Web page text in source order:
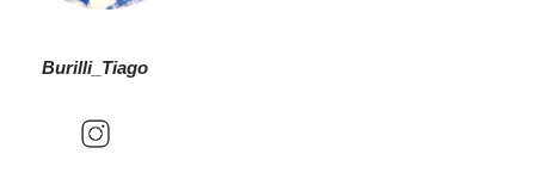
Burilli_Tiago